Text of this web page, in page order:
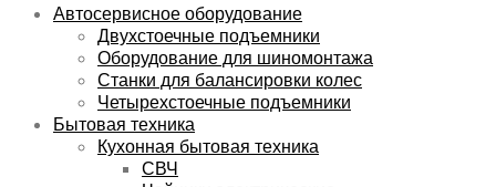
Автосервисное оборудование
Двухстоечные подъемники
Оборудование для шиномонтажа
Станки для балансировки колес
Четырехстоечные подъемники
Бытовая техника
Кухонная бытовая техника
СВЧ